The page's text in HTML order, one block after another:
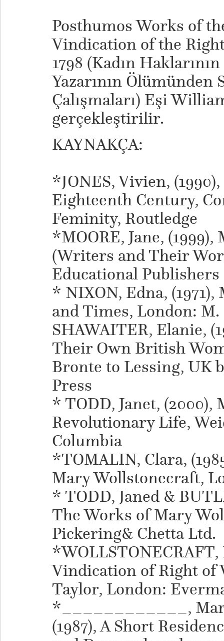
Posthumos Works of
Vindication of the
1798 (Kadın
Yazarının Ölümünden
Çalışmaları) Eşi
gerçekleştirilir.
KAYNAKÇA:
*JONES, Vivien,
Eighteenth Century,
Feminity, Routledge
*MOORE, Jane,
(Writers and Their
Educational Publishers
* NIXON, Edna,
and Times, London:
SHAWAITER, Elanie,
Their Own British
Bronte to Lessing, UK
Press
* TODD, Janet,
Revolutionary Life,
Columbia
*TOMALIN, Clara,
Mary Wollstonecraft,
* TODD, Janed &
The Works of Mary
Pickering& Chetta Ltd.
*WOLLSTONECRAFT,
Vindication of Right of
Taylor, London:
*____________,
(1987), A Short